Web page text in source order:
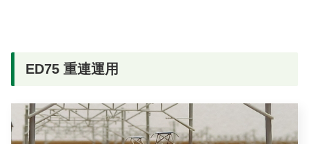
ED75 重連運用